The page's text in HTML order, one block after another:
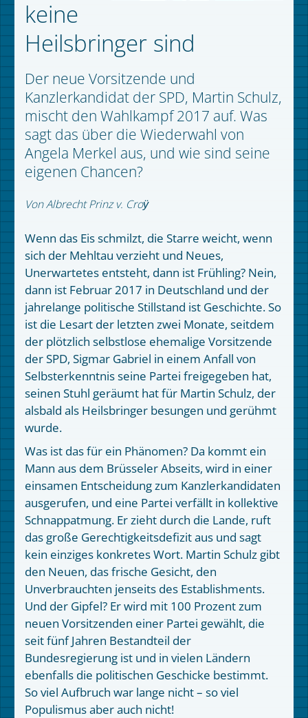
keine
Heilsbringer sind
Der neue Vorsitzende und
Kanzlerkandidat der SPD, Martin Schulz,
mischt den Wahlkampf 2017 auf. Was
sagt das über die Wiederwahl von
Angela Merkel aus, und wie sind seine
eigenen Chancen?
Von Albrecht Prinz v. Croӱ
Wenn das Eis schmilzt, die Starre weicht, wenn
sich der Mehltau verzieht und Neues,
Unerwartetes entsteht, dann ist Frühling? Nein,
dann ist Februar 2017 in Deutschland und der
jahrelange politische Stillstand ist Geschichte. So
ist die Lesart der letzten zwei Monate, seitdem
der plötzlich selbstlose ehemalige Vorsitzende
der SPD, Sigmar Gabriel in einem Anfall von
Selbsterkenntnis seine Partei freigegeben hat,
seinen Stuhl geräumt hat für Martin Schulz, der
alsbald als Heilsbringer besungen und gerühmt
wurde.
Was ist das für ein Phänomen? Da kommt ein
Mann aus dem Brüsseler Abseits, wird in einer
einsamen Entscheidung zum Kanzlerkandidaten
ausgerufen, und eine Partei verfällt in kollektive
Schnappatmung. Er zieht durch die Lande, ruft
das große Gerechtigkeitsdefizit aus und sagt
kein einziges konkretes Wort. Martin Schulz gibt
den Neuen, das frische Gesicht, den
Unverbrauchten jenseits des Establishments.
Und der Gipfel? Er wird mit 100 Prozent zum
neuen Vorsitzenden einer Partei gewählt, die
seit fünf Jahren Bestandteil der
Bundesregierung ist und in vielen Ländern
ebenfalls die politischen Geschicke bestimmt.
So viel Aufbruch war lange nicht – so viel
Populismus aber auch nicht!